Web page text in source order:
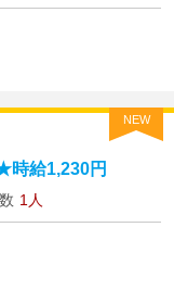
NEW
時給1,230円
1人